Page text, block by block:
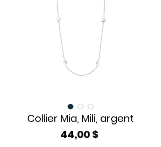
Collier Mia, Mili, argent
44,00 $Prix